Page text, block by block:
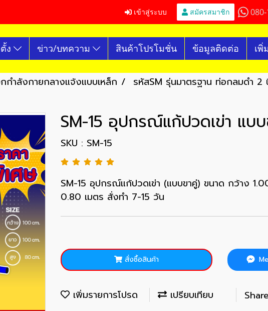
เข้าสู่ระบบ สมัครสมาชิก
ง ข่าว/บทความ สินค้าโปรโมชั่น ข้อมูลติดต่อ เพิ่
กำลังกายกลางแจ้งแบบเหล็ก
รหัสSM รุ่นมาตรฐาน ท่อกลมดำ 2
SM-15 อุปกรณ์แก้ปวดเข่า แบ
SKU : SM-15
SM-15 อุปกรณ์แก้ปวดเข่า (แบบขาคู่) ขนาด กว้าง
0.80 เมตร สั่งทำ 7-15 วัน
สั่งซื้อสินค้า
เพิ่มรายการโปรด เปรียบเทียบ Share